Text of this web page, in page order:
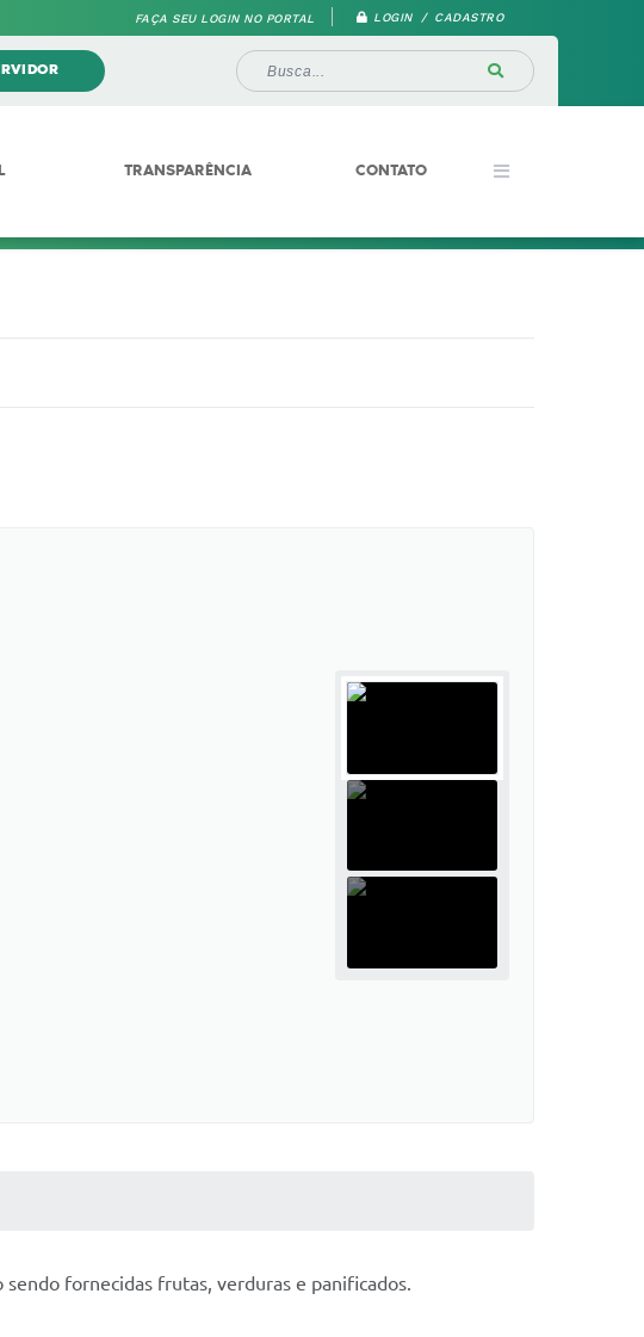
FAÇA SEU LOGIN NO PORTAL LOGIN / CADASTRO
TRANSPARÊNCIA CONTATO
fornecidas frutas, verduras e panificados.